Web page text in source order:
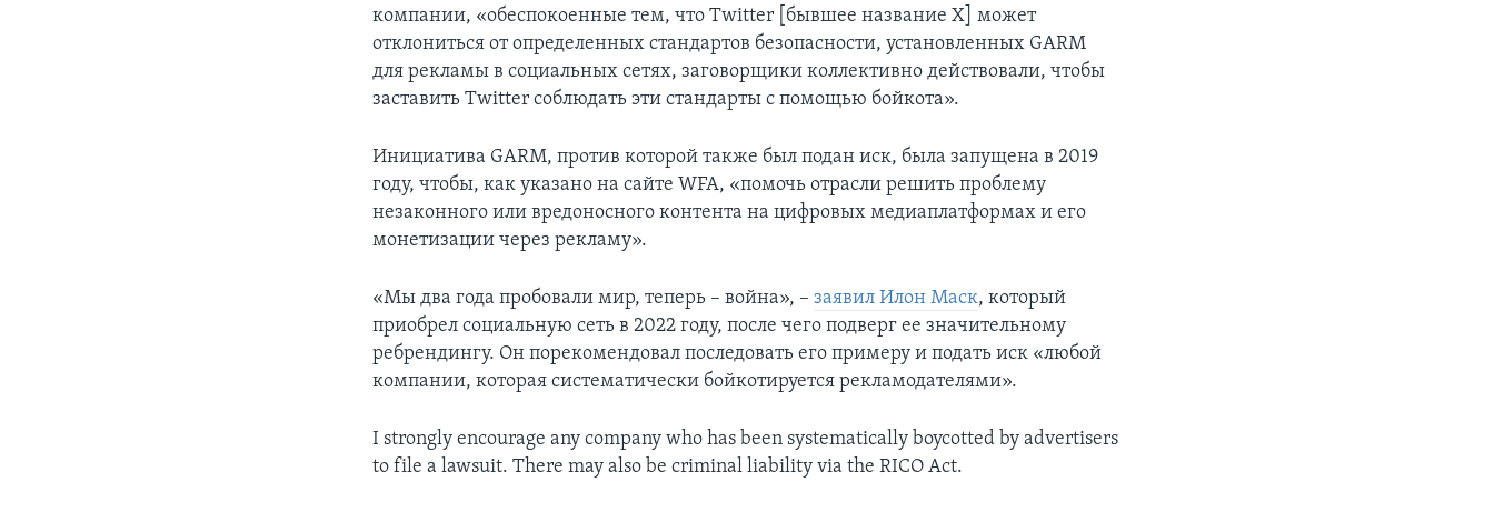
компании, «обеспокоенные тем, что Twitter [бывшее название X] может
отклониться от определенных стандартов безопасности, установленных GARM
для рекламы в социальных сетях, заговорщики коллективно действовали, чтобы
заставить Twitter соблюдать эти стандарты с помощью бойкота».
Инициатива GARM, против которой также был подан иск, была запущена в 2019
году, чтобы, как указано на сайте WFA, «помочь отрасли решить проблему
незаконного или вредоносного контента на цифровых медиаплатформах и его
монетизации через рекламу».
«Мы два года пробовали мир, теперь – война», –заявил Илон Маск, который
приобрел социальную сеть в 2022 году, после чего подверг ее значительному
ребрендингу. Он порекомендовал последовать его примеру и подать иск «любой
компании, которая систематически бойкотируется рекламодателями».
I strongly encourage any company who has been systematically boycotted by advertisers
to file a lawsuit. There may also be criminal liability via the RICO Act.